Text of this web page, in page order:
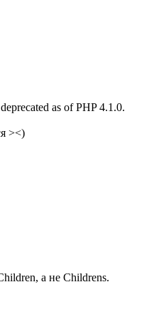
as of PHP 4.1.0.
><)
а не Childrens.